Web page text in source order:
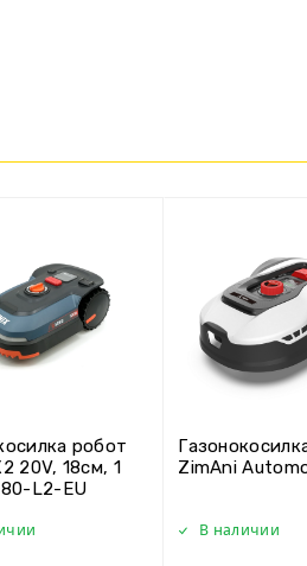
робот
20V, 18см, 1
L2-EU
ZimAni
В наличии